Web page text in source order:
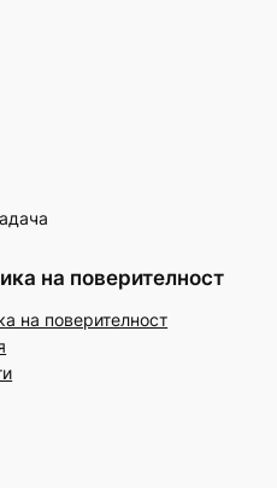
на поверителност
на поверителност